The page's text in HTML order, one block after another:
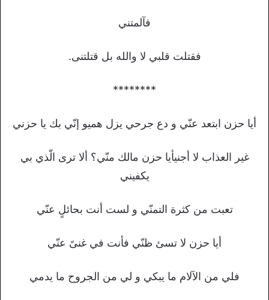
فآلمتني
فقتلت قلبي لا والله بل قتلتنى.
********
أيا حزن ابتعد عنّي و دع جرحي يزل هميو إنّي بك يا حزني
غير العذاب لا أجنيأيا حزن مالك منّي؟ ألا ترى الّذي بي
يكفيني
تعبت من كثرة التمنّي و لست أنت بحائلٍ عنّي
أيا حزن لا تسئ ظنّي فأنت في غنىً عنّي
فلي من الآلام ما يبكي و لي من الجروح ما يدمي